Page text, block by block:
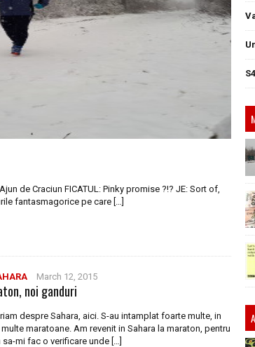
de Craciun FICATUL: Pinky promise ?!? JE: Sort of,
fantasmagorice pe care […]
March 12, 2015
noi ganduri
despre Sahara, aici. S-au intamplat foarte multe, in
maratoane. Am revenit in Sahara la maraton, pentru
mi fac o verificare unde […]